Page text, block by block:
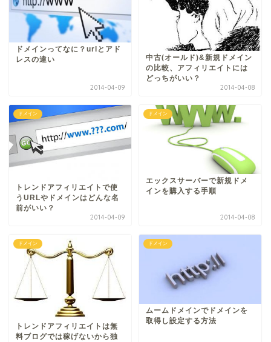
ドメインってなに？urlとアド
レスの違い
2014-04-09
中古(オールド)&新規ドメイン
の比較、アフィリエイトには
どっちがいい？
2014-04-08
ドメイン
トレンドアフィリエイトで使
うURLやドメインはどんな名
前がいい？
2014-04-09
ドメイン
エックスサーバーで新規ドメ
インを購入する手順
2014-04-08
ドメイン
トレンドアフィリエイトは無
料ブログでは稼げないから独
ドメイン
ムームドメインでドメインを
取得し設定する方法